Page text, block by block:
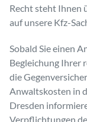
Recht steht Ihnen
auf unsere Kfz-
Sobald Sie einen
Begleichung Ihrer
die
Anwaltskosten in
Dresden
Verpflichtungen